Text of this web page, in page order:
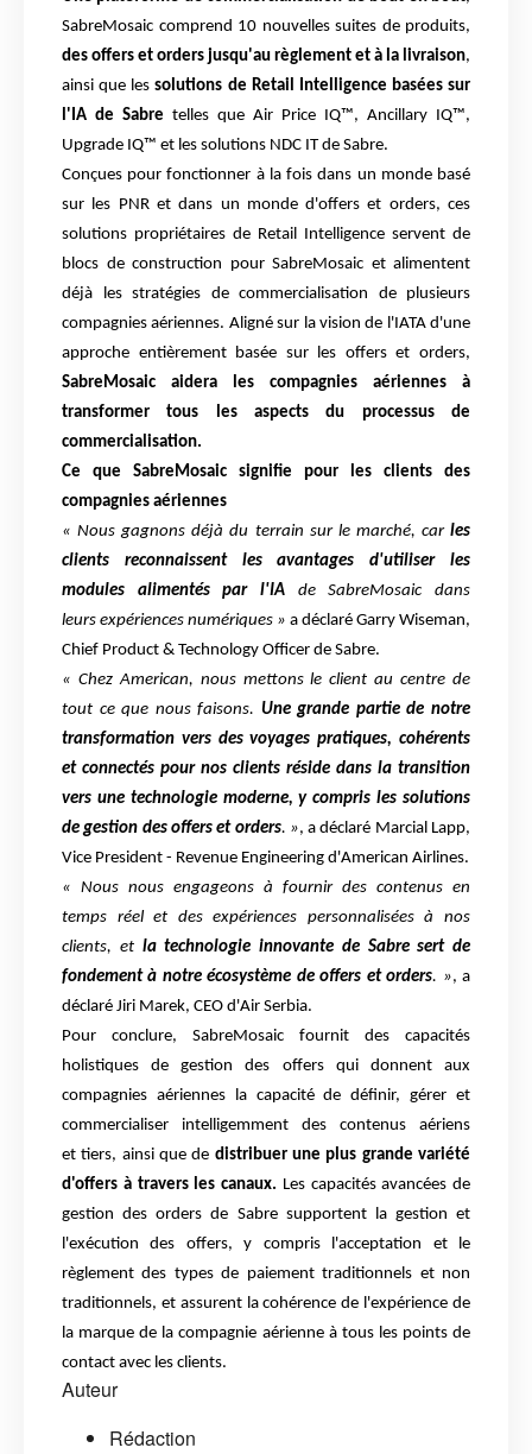
SabreMosaic comprend 10 nouvelles suites de produits,
des offers et orders jusqu'au règlement et à la livraison,
ainsi que les solutions de Retail Intelligence basées sur
l'IA de Sabre telles que Air Price IQ™, Ancillary IQ™,
Upgrade IQ™ et les solutions NDC IT de Sabre.
Conçues pour fonctionner à la fois dans un monde basé
sur les PNR et dans un monde d'offers et orders, ces
solutions propriétaires de Retail Intelligence servent de
blocs de construction pour SabreMosaic et alimentent
déjà les stratégies de commercialisation de plusieurs
compagniesaériennes. Aligné sur la vision de l'IATA d'une
approche entièrement basée sur les offerset orders,
SabreMosaic aidera les compagnies aériennes à
transformer tous les aspects du processus de
commercialisation.
Ce que SabreMosaic signifie pour les clients des
compagnies aériennes
« Nous gagnons déjà du terrain sur le marché, car les
clients reconnaissent les avantages d'utiliser les
modules alimentés par l'IA de SabreMosaic dans
leurs expériences numériques » a déclaré Garry Wiseman,
Chief Product & Technology Officer de Sabre.
« Chez American, nous mettons le client au centre de
tout ce que nous faisons. Une grande partiede notre
transformation vers des voyages pratiques, cohérents
et connectés pour nos clients réside dans la transition
vers une technologie moderne, y compris les solutions
de gestion des offers et orders. », a déclaré Marcial Lapp,
Vice President - Revenue Engineering d'American Airlines.
« Nous nous engageons à fournir des contenus en
temps réel et des expériences personnalisées à nos
clients, et la technologie innovante de Sabre sert de
fondement à notre écosystème de offers et orders. », a
déclaré Jiri Marek, CEO d'Air Serbia.
Pour conclure, SabreMosaic fournit des capacités
holistiques de gestion des offers qui donnent aux
compagnies aériennes la capacité de définir, gérer et
commercialiser intelligemment des contenus aériens
ettiers, ainsi que de distribuer une plus grande variété
d'offers à travers les canaux. Les capacitésavancées de
gestion des orders de Sabre supportent la gestion et
l'exécution des offers, y compris l'acceptation et le
règlement des types de paiement traditionnels et non
traditionnels, et assurent la cohérence de l'expérience de
la marque de la compagnie aérienne à tous les points de
contact avec les clients.
Auteur
Rédaction